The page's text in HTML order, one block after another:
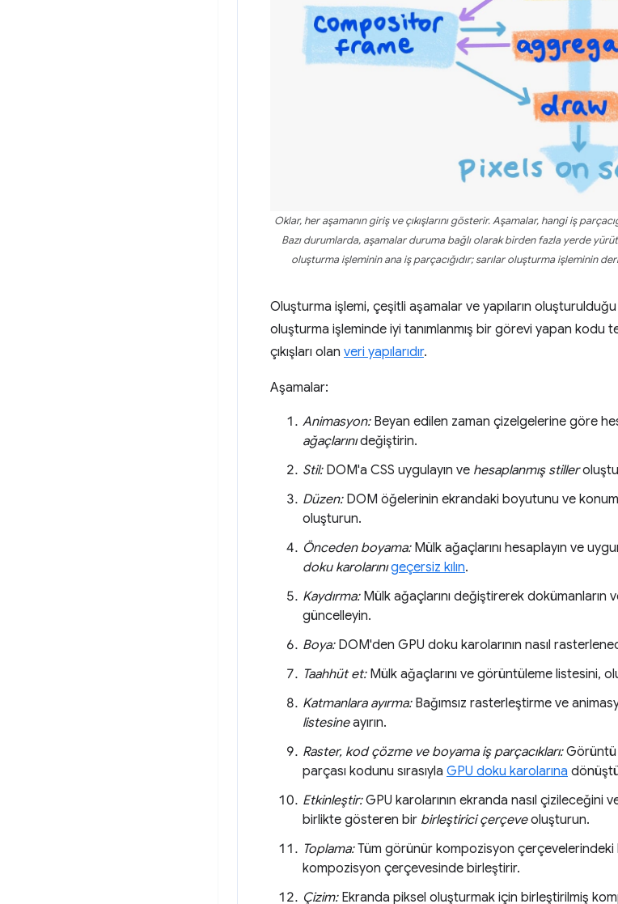
Oklar, her aşamanın giriş ve çıkışlarını gösterir. Aşamalar, hangi iş
Bazı durumlarda, aşamalar duruma bağlı olarak birden fazla yerde
oluşturma işleminin ana iş parçacığıdır; sarılar oluşturma işleminin
Oluşturma işlemi, çeşitli aşamalar ve yapıların
oluşturma işleminde iyi tanımlanmış bir görevi yapan kodu
çıkışları olan veri yapılarıdır.
Aşamalar:
Animasyon:Beyan edilen zaman çizelgelerine göre
ağaçlarınıdeğiştirin.
Stil:DOM'a CSS uygulayın ve hesaplanmış stiller
Düzen:DOM öğelerinin ekrandaki boyutunu ve
oluşturun.
Önceden boyama:Mülk ağaçlarını hesaplayın ve
doku karolarını geçersiz kılın.
Kaydırma:Mülk ağaçlarını değiştirerek dokümanların
güncelleyin.
Boya:DOM'den GPU doku karolarının nasıl
Taahhüt et:Mülk ağaçlarını ve görüntüleme listesini,
Katmanlara ayırma:Bağımsız rasterleştirme ve
listesineayırın.
Raster, kod çözme ve boyama iş parçacıkları:Görüntü
parçası kodunu sırasıyla GPU doku karolarına
Etkinleştir:GPU karolarının ekranda nasıl çizileceğini
birlikte gösteren bir birleştirici çerçeveoluşturun.
Toplama:Tüm görünür kompozisyon
kompozisyon çerçevesinde birleştirir.
Çizim:Ekranda piksel oluşturmak için birleştirilmiş